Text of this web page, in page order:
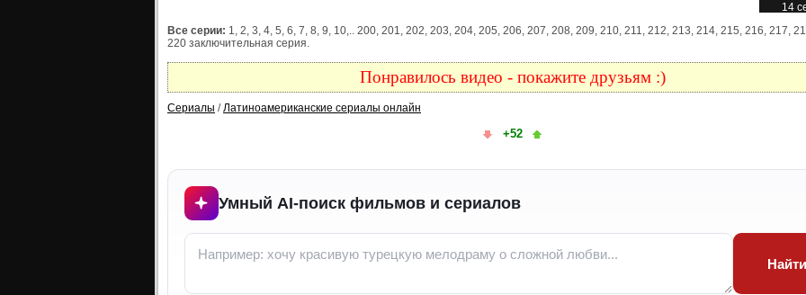
14
15
16
24
Все серии: 1, 2, 3, 4, 5, 6, 7, 8, 9, 10,.. 200, 201, 202, 203, 204, 205, 206, 207, 208, 209, 210, 211, 212, 213, 214, 215, 216, 217,
220 заключительная серия.
Понравилось видео - покажите друзьям :)
Сериалы /Латиноамериканские сериалы онлайн
+52
Умный AI-поиск фильмов и сериалов
Найти